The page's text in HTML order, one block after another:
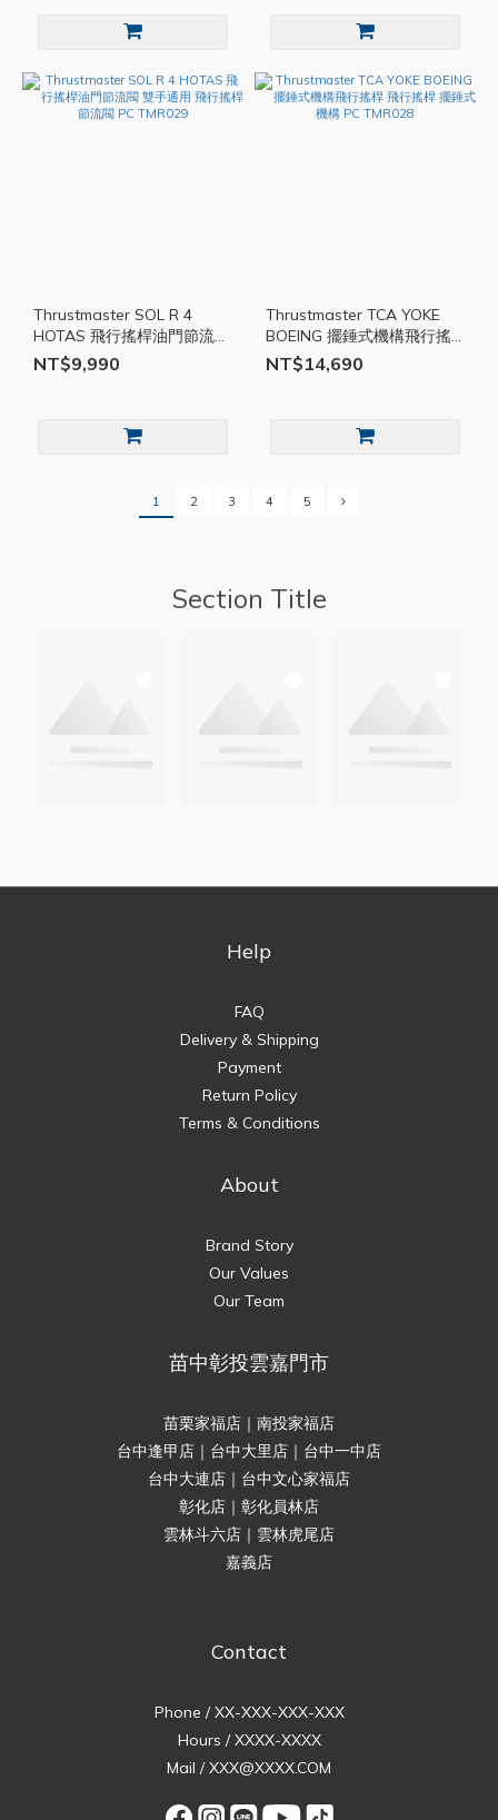
Thrustmaster SOL R 4
HOTAS 飛行搖桿油門節流閥
雙手通用 飛行搖桿 節流閥
PC TMR029
NT$9,990
Thrustmaster TCA YOKE
BOEING 擺錘式機構飛行搖
桿 飛行搖桿 擺錘式機構 PC
TMR028
NT$14,690
1 2 3 4 5
Section Title
Help
FAQ
Delivery & Shipping
Payment
Return Policy
Terms & Conditions
About
Brand Story
Our Values
Our Team
苗中彰投雲嘉門市
苗栗家福店｜南投家福店
台中逢甲店｜台中大里店｜台中一中店
台中大連店｜台中文心家福店
彰化店｜彰化員林店
雲林斗六店｜雲林虎尾店
嘉義店
Contact
Phone / XX-XXX-XXX-XXX
Hours / XXXX-XXXX
Mail / XXX@XXXX.COM